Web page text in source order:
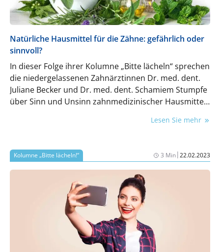
Natürliche Hausmittel für die Zähne: gefährlich oder
sinnvoll?
In dieser Folge ihrer Kolumne „Bitte lächeln“ sprechen
die niedergelassenen Zahnärztinnen Dr. med. dent.
Juliane Becker und Dr. med. dent. Schamiem Stumpfe
über Sinn und Unsinn zahnmedizinischer Hausmittel
Lesen Sie mehr
Kolumne „Bitte lächeln!“ 3 Min|22.02.2023